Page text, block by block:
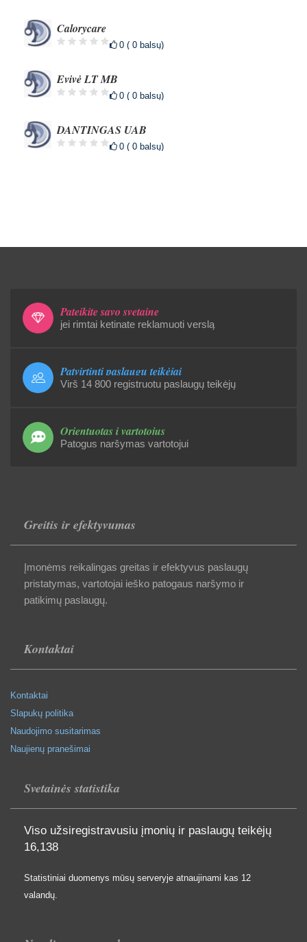
Calorycare
0 ( 0 balsų)
Evivė LT MB
0 ( 0 balsų)
DANTINGAS UAB
0 ( 0 balsų)
Pateikite savo svetainę
jei rimtai ketinate reklamuoti verslą
Patvirtinti paslaugų teikėjai
Virš 14 800 registruotu paslaugų teikėjų
Orientuotas į vartotojus
Patogus naršymas vartotojui
Greitis ir efektyvumas
Įmonėms reikalingas greitas ir efektyvus paslaugų
pristatymas, vartotojai ieško patogaus naršymo ir
patikimų paslaugų.
Kontaktai
Kontaktai
Slapukų politika
Naudojimo susitarimas
Naujienų pranešimai
Svetainės statistika
Viso užsiregistravusiu įmonių ir paslaugų teikėjų
16,138
Statistiniai duomenys mūsų serveryje atnaujinami kas 12
valandų.